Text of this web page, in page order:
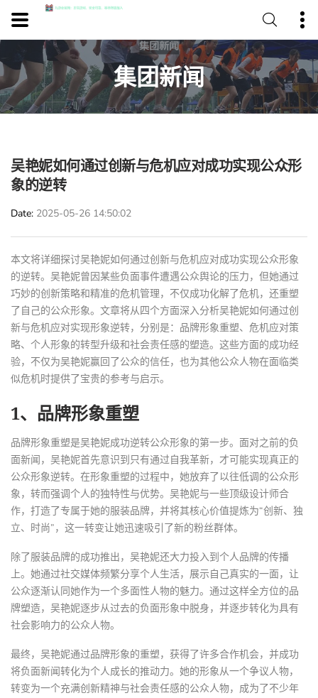
集团新闻
吴艳妮如何通过创新与危机应对成功实现公众形
象的逆转
Date 2025-05-26 14:50:02
本文将详细探讨吴艳妮如何通过创新与危机应对成功实现公众形象
的逆转。吴艳妮曾因某些负面事件遭遇公众舆论的压力，但她通过
巧妙的创新策略和精准的危机管理，不仅成功化解了危机，还重塑
了自己的公众形象。文章将从四个方面深入分析吴艳妮如何通过创
新与危机应对实现形象逆转，分别是：品牌形象重塑、危机应对策
略、个人形象的转型升级和社会责任感的塑造。这些方面的成功经
验，不仅为吴艳妮赢回了公众的信任，也为其他公众人物在面临类
似危机时提供了宝贵的参考与启示。
1、品牌形象重塑
品牌形象重塑是吴艳妮成功逆转公众形象的第一步。面对之前的负
面新闻，吴艳妮首先意识到只有通过自我革新，才可能实现真正的
公众形象逆转。在形象重塑的过程中，她放弃了以往低调的公众形
象，转而强调个人的独特性与优势。吴艳妮与一些顶级设计师合
作，打造了专属于她的服装品牌，并将其核心价值提炼为“创新、独
立、时尚”，这一转变让她迅速吸引了新的粉丝群体。
除了服装品牌的成功推出，吴艳妮还大力投入到个人品牌的传播
上。她通过社交媒体频繁分享个人生活，展示自己真实的一面，让
公众逐渐认同她作为一个多面性人物的魅力。通过这样全方位的品
牌塑造，吴艳妮逐步从过去的负面形象中脱身，并逐步转化为具有
社会影响力的公众人物。
最终，吴艳妮通过品牌形象的重塑，获得了许多合作机会，并成功
将负面新闻转化为个人成长的推动力。她的形象从一个争议人物，
转变为一个充满创新精神与社会责任感的公众人物，成为了不少年